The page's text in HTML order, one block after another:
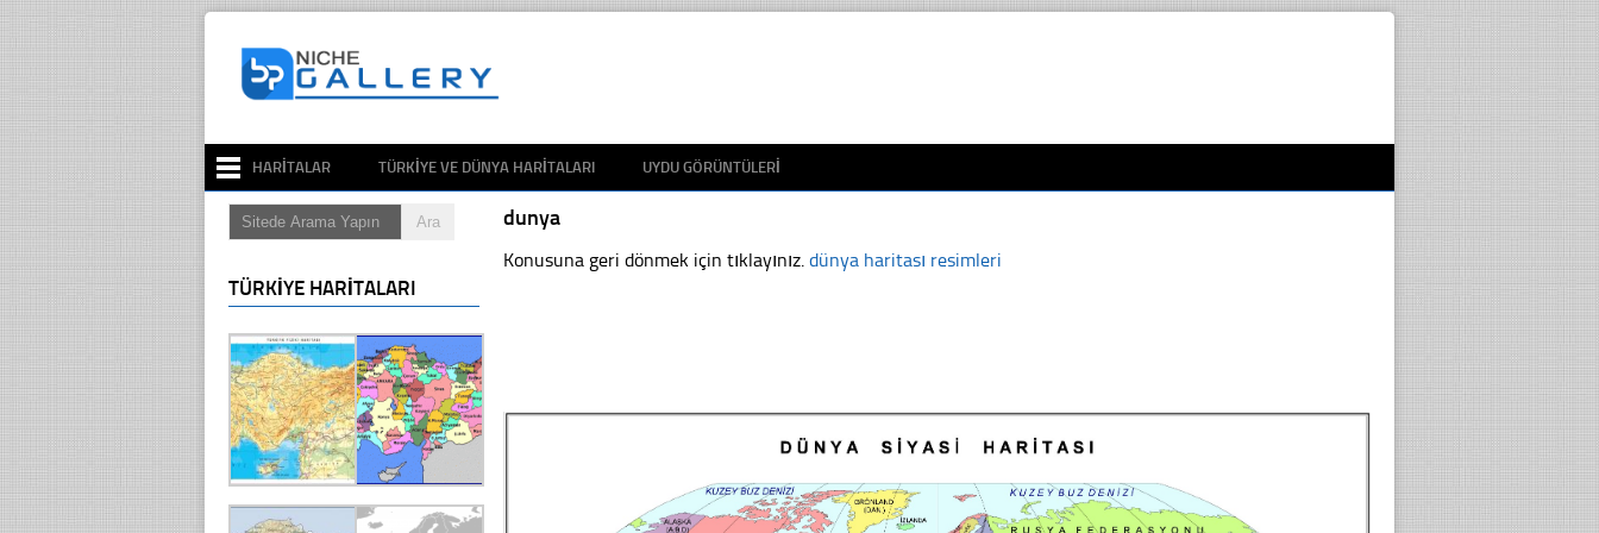
HARITALAR TÜRKIYE VE DÜNYA HARITALARI UYDU GÖRÜNTÜLERI
dunya
Konusuna geri dönmek için tıklayınız.dünya haritası resimleri
TÜRKIYE HARITALARI